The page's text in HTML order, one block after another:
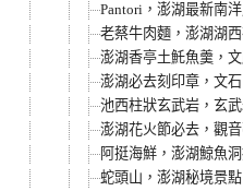
Pantori，澎湖最新南
老蔡牛肉麵，澎湖湖
澎湖香亭土魠魚羹，
澎湖必去刻印章，文
池西柱狀玄武岩，玄
澎湖花火節必去，觀
阿挺海鮮，澎湖鯨魚
蛇頭山，澎湖秘境景